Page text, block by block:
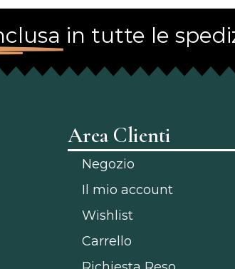
in tutte le
Area Clienti
Negozio
Il mio account
Wishlist
Carrello